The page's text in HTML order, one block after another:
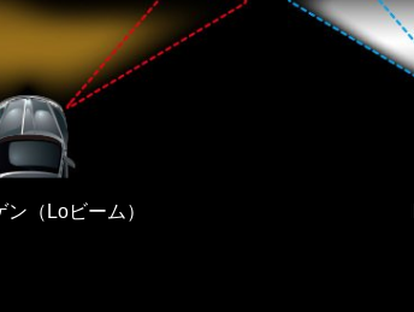
（Loビーム）